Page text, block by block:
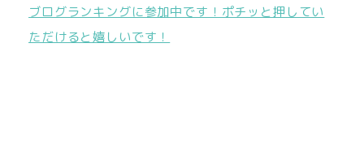
ブログランキングに参加中です！ポチッと押してい
ただけると嬉しいです！